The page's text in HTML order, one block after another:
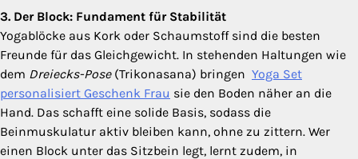
3. Der Block: Fundament für Stabilität
Yogablöcke aus Kork oder Schaumstoff sind die besten
Freunde für das Gleichgewicht. In stehenden Haltungen wie
dem Dreiecks-Pose(Trikonasana) bringen Yoga Set
personalisiert Geschenk Frau sie den Boden näher an die
Hand. Das schafft eine solide Basis, sodass die
Beinmuskulatur aktiv bleiben kann, ohne zu zittern. Wer
einen Block unter das Sitzbein legt, lernt zudem, in